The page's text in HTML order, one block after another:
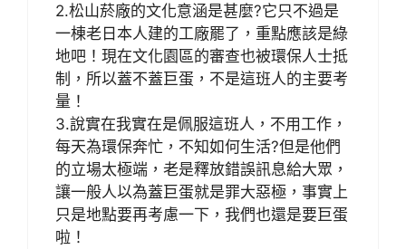
2.松山菸廠的文化意涵是甚麼?它只不過是
一棟老日本人建的工廠罷了，重點應該是綠
地吧！現在文化園區的審查也被環保人士抵
制，所以蓋不蓋巨蛋，不是這班人的主要考
量！
3.說實在我實在是佩服這班人，不用工作，
每天為環保奔忙，不知如何生活?但是他們
的立場太極端，老是釋放錯誤訊息給大眾，
讓一般人以為蓋巨蛋就是罪大惡極，事實上
只是地點要再考慮一下，我們也還是要巨蛋
啦！